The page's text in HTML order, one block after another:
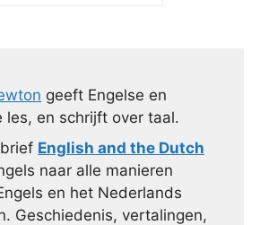
geeft Engelse en
les, en schrijft over taal.
English and the Dutch
naar alle manieren
en het Nederlands
Geschiedenis, vertalingen,